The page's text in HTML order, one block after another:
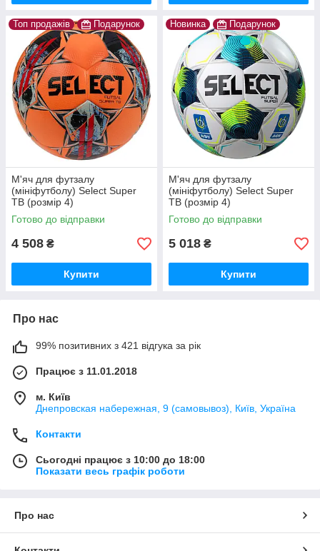
Топ продажів Подарунок
М'яч для футзалу
(мініфутболу) Select Super
TB (розмір 4)
Готово до відправки
4 508 ₴
Купити
Новинка Подарунок
М'яч для футзалу
(мініфутболу) Select Super
TB (розмір 4)
Готово до відправки
5 018 ₴
Купити
Про нас
99% позитивних з 421 відгука за рік
Працює з 11.01.2018
м. Київ
Днепровская набережная, 9 (самовывоз), Київ, Україна
Контакти
Сьогодні працює з 10:00 до 18:00
Показати весь графік роботи
Про нас